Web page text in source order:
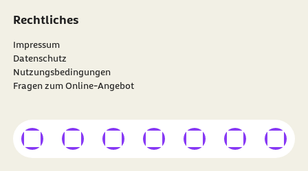
Rechtliches
Impressum
Datenschutz
Nutzungsbedingungen
Fragen zum Online-Angebot
Besuchen Sie dieBARMER auf
externer Linkexterner Linkexterner Linkexterner Linkexterner Linkexterner Link